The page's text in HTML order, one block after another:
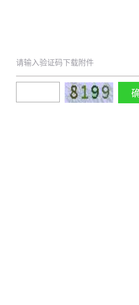
请输入验证码下载附件